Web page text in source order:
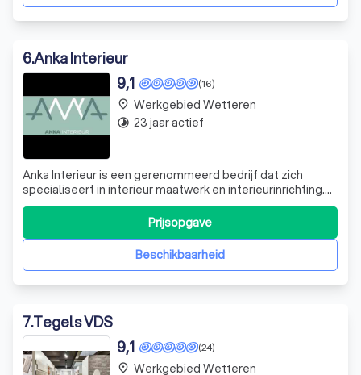
6.Anka Interieur
(16)
9,1
Anka Interieur is een gerenommeerd bedrijf dat zich
specialiseert in interieur maatwerk en interieurinrichting.
Met twee generaties ervaring en een eigen
productieatelier, bieden we uitzonderlijk maatwerk en
betrouwbare leveringen. Of u nu op zoek bent naar een op
maat gemaakte keuken, badkamermeube
Beschikbaarheid
Prijsopgave
place Werkgebied Wetteren
timelapse 23 jaar actief
7.Tegels VDS
(24)
9,1
place Werkgebied Wetteren